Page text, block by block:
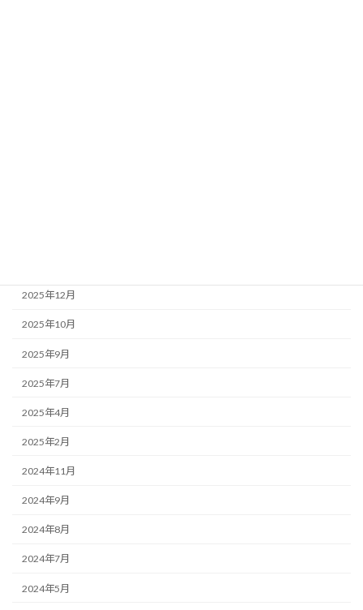
2025年12月
2025年10月
2025年9月
2025年7月
2025年4月
2025年2月
2024年11月
2024年9月
2024年8月
2024年7月
2024年5月